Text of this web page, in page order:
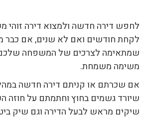
לחפש דירה חדשה ולמצוא דירה זוהי
לקחת חודשים ואם לא שנים, אם כבר
שמתאימה לצרכים של המשפחה שלכם
משימה משמחת.
אם שכרתם או קניתם דירה חדשה
שיורד גשמים בחוץ וחתמתם על חוזה
שיקים מראש לבעל הדירה וגם שיק